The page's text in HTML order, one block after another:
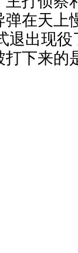
弹在天上
退出现
下来的